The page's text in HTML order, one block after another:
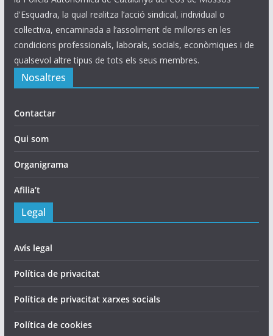
d'Esquadra, la qual realitza l’acció sindical, individual o
col·lectiva, encaminada a l’assoliment de millores en les
condicions professionals, laborals, socials, econòmiques i de
qualsevol altre tipus de tots els seus membres.
Nosaltres
Contactar
Qui som
Organigrama
Afilia’t
Legal
Avís legal
Política de privacitat
Política de privacitat xarxes socials
Política de cookies